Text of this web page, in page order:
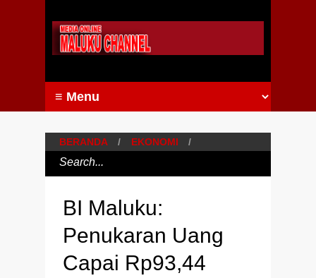
BERANDA / EKONOMI /
BI Maluku:
Penukaran Uang
Capai Rp93,44